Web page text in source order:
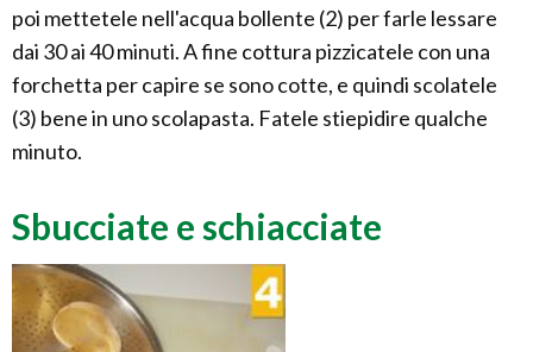
poi mettetele nell'acqua bollente (2) per farle lessare
dai 30 ai 40 minuti. A fine cottura pizzicatele con una
forchetta per capire se sono cotte, e quindi scolatele
(3) bene in uno scolapasta. Fatele stiepidire qualche
minuto.
Sbucciate e schiacciate